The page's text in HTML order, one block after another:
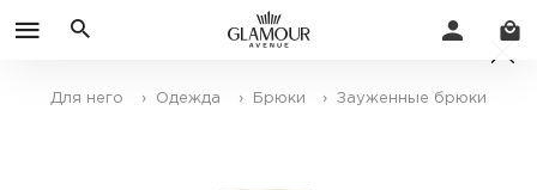
Для него › Одежда › Брюки › Зауженные брюки